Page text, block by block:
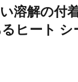
溶解の付
ヒート シ